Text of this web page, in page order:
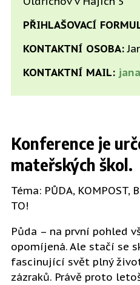
PŘIHLAŠOVACÍ
KONTAKTNÍ OSOBA:
KONTAKTNÍ MAIL:
Konference je
mateřských škol.
Téma: PŮDA, KOMPOST,
TO!
Půda – na první pohled
opomíjená. Ale stačí se
fascinující svět plný
zázraků. Právě proto